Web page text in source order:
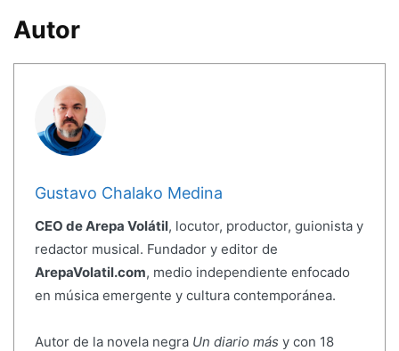
Autor
Gustavo Chalako Medina
CEO de Arepa Volátil, locutor, productor, guionista y
redactor musical. Fundador y editor de
ArepaVolatil.com, medio independiente enfocado
en música emergente y cultura contemporánea.
Autor de la novela negra Un diario más y con 18